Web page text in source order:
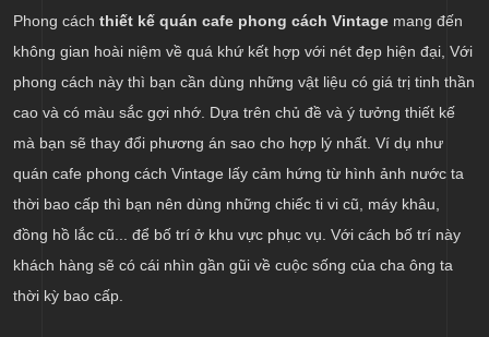
Phong cách thiết kế quán cafe phong cách Vintage mang đến
không gian hoài niệm về quá khứ kết hợp với nét đẹp hiện đại, Với
phong cách này thì bạn cần dùng những vật liệu có giá trị tinh thần
cao và có màu sắc gợi nhớ. Dựa trên chủ đề và ý tưởng thiết kế
mà bạn sẽ thay đổi phương án sao cho hợp lý nhất. Ví dụ như
quán cafe phong cách Vintage lấy cảm hứng từ hình ảnh nước ta
thời bao cấp thì bạn nên dùng những chiếc ti vi cũ, máy khâu,
đồng hồ lắc cũ... để bố trí ở khu vực phục vụ. Với cách bố trí này
khách hàng sẽ có cái nhìn gần gũi về cuộc sống của cha ông ta
thời kỳ bao cấp.